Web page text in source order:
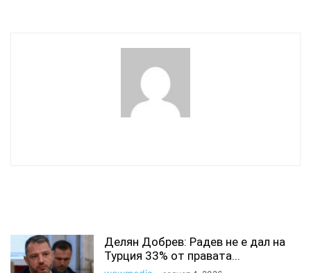
Делян Добрев: Радев не е дал на
Турция 33% от правата...